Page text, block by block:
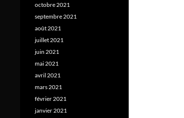
octobre 2021
septembre 2021
août 2021
juillet 2021
juin 2021
mai 2021
avril 2021
mars 2021
février 2021
janvier 2021